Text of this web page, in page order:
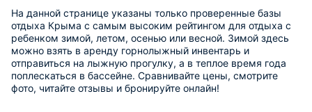
На данной странице указаны только проверенные базы
отдыха Крыма с самым высоким рейтингом для отдыха с
ребенком зимой, летом, осенью или весной. Зимой здесь
можно взять в аренду горнолыжный инвентарь и
отправиться на лыжную прогулку, а в теплое время года
поплескаться в бассейне. Сравнивайте цены, смотрите
фото, читайте отзывы и бронируйте онлайн!